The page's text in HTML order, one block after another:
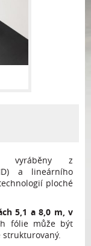
z
a lineárního
ploché
5,1 a 8,0 m, v
fólie může být